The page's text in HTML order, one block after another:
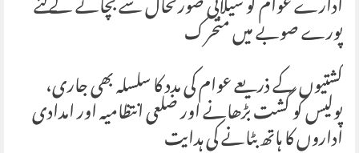
پورے صوبے میں متحرک
کشتیوں کے ذریعے عوام کی مدد کا سلسلہ بھی جاری،
پولیس کو گشت بڑھانے اور ضلعی انتظامیہ اور امدادی
اداروں کا ہاتھ بٹانے کی ہدایت